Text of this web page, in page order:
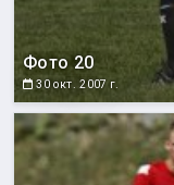
Фото 20
30 окт. 2007 г.